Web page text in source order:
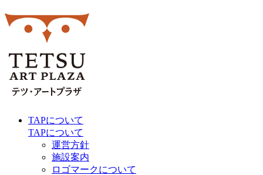
TAPについて
TAPについて
運営方針
施設案内
ロゴマークについて